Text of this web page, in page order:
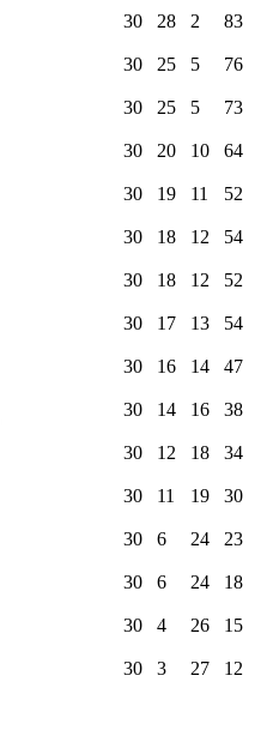
30 28 2 83
30 25 5 76
30 25 5 73
30 20 10 64
30 19 11 52
30 18 12 54
30 18 12 52
30 17 13 54
30 16 14 47
30 14 16 38
30 12 18 34
30 11 19 30
30 6 24 23
30 6 24 18
30 4 26 15
30 3 27 12